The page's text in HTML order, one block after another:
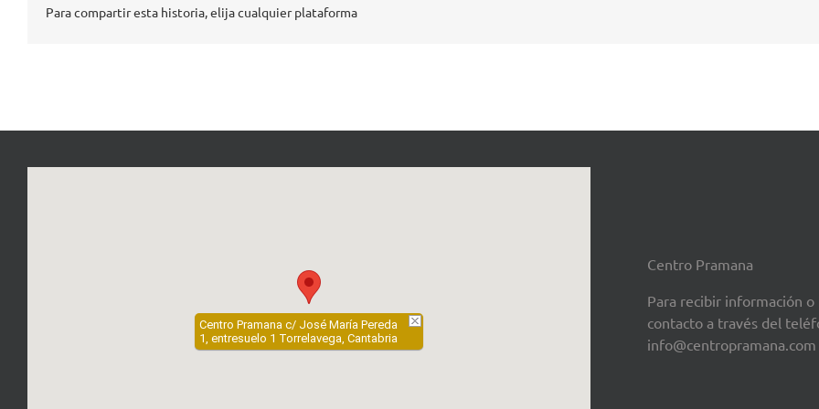
Para compartir esta historia, elija cualquier plataforma
Centro Pramana c/ José María Pereda
1, entresuelo 1 Torrelavega, Cantabria
Centro Pramana
Para recibir información
contacto a través del
info@centropramana.com